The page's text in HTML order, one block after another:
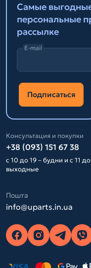
Самые
персональные
рассылке
E-mail
Подписаться
Консультация и покупки
+38 (093) 151 67 38
с 10 до 19 – будни и с 11
выходные
Пошта
info@uparts.in.ua